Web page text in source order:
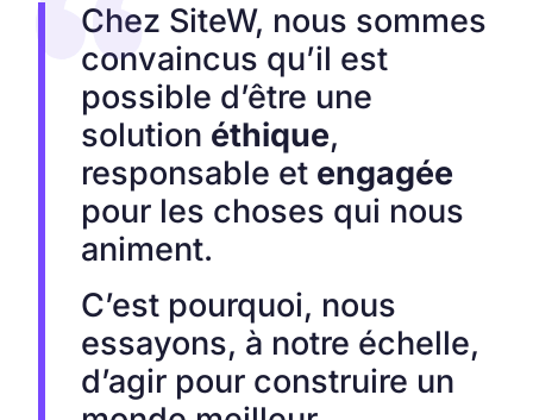
Chez SiteW, nous sommes
convaincus qu’il est
possible d’être une
solution éthique,
responsable et engagée
pour les choses qui nous
animent.
C’est pourquoi, nous
essayons, à notre échelle,
d’agir pour construire un